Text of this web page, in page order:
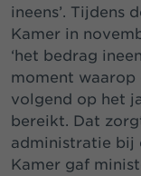
ineens’. Tijdens
Kamer in
‘het bedrag
moment
volgend op het
bereikt. Dat
administratie bij
Kamer gaf